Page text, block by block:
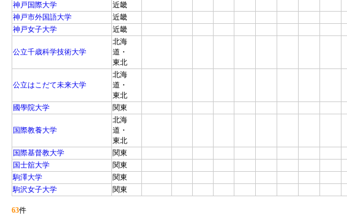
神戸国際大学
近畿
神戸市外国語大学
近畿
神戸女子大学
近畿
公立千歳科学技術大学
北海
道・
東北
公立はこだて未来大学
北海
道・
東北
國學院大学
関東
国際教養大学
北海
道・
東北
国際基督教大学
関東
国士舘大学
関東
駒澤大学
関東
駒沢女子大学
関東
63件